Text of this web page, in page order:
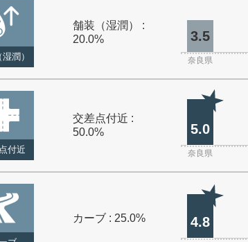
潤）
舗装（湿潤） :
20.0%
3.5
奈良県
付近
交差点付近 :
50.0%
5.0
奈良県
カーブ : 25.0% 4.8